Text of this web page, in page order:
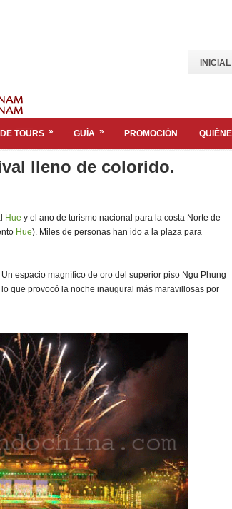
INICIAL
TOURS » GUÍA » PROMOCIÓN
lleno de colorido.
Hue y el ano de turismo nacional para la costa Norte de
Hue). Miles de personas han ido a la plaza para
Un espacio magnífico de oro del superior piso Ngu Phung
que provocó la noche inaugural más maravillosas por